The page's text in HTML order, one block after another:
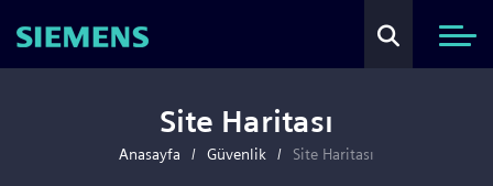
Site Haritası
Anasayfa Güvenlik Site Haritası